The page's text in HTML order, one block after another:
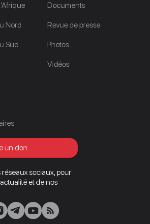
Nord
Sud
Documents
Revue de presse
Photos
Vidéos
un don
sociaux, pour
et de nos